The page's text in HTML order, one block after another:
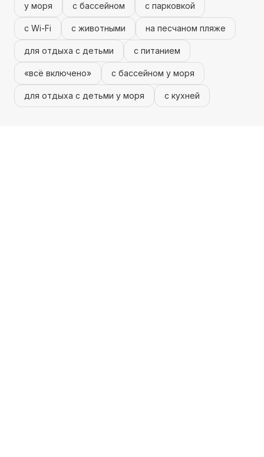
у моря с бассейном с парковкой
с Wi-Fi с животными на песчаном пляже
для отдыха с детьми с питанием
«всё включено» с бассейном у моря
для отдыха с детьми у моря с кухней